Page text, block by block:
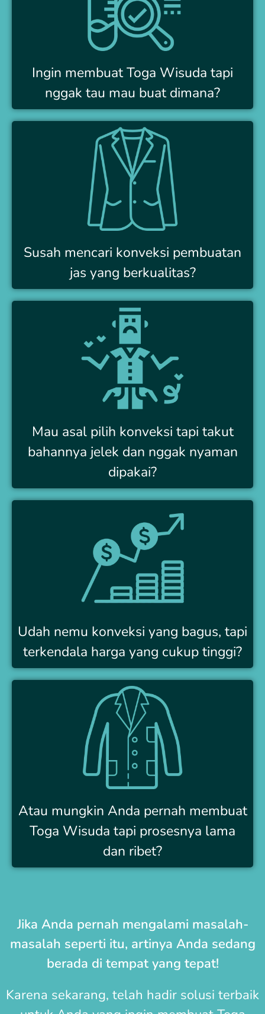
Ingin membuat Toga Wisuda tapi
nggak tau mau buat dimana?
Susah mencari konveksi pembuatan
jas yang berkualitas?
Mau asal pilih konveksi tapi takut
bahannya jelek dan nggak nyaman
dipakai?
Udah nemu konveksi yang bagus, tapi
terkendala harga yang cukup tinggi?
Atau mungkin Anda pernah membuat
Toga Wisuda tapi prosesnya lama
dan ribet?
Jika Anda pernah mengalami masalah-
masalah seperti itu, artinya Anda sedang
berada di tempat yang tepat!
Karena sekarang, telah hadir solusi terbaik